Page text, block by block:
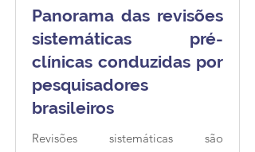
Panorama das revisões
sistemáticas pré-
clínicas conduzidas por
pesquisadores
brasileiros
Revisões sistemáticas são